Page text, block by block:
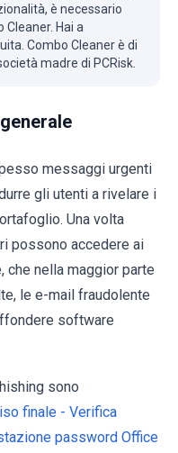
è necessario
Hai a
Combo Cleaner è di
madre di PCRisk.
messaggi urgenti
gli utenti a rivelare i
Una volta
possono accedere ai
che nella maggior parte
le e-mail fraudolente
software
sono
finale - Verifica
password Office